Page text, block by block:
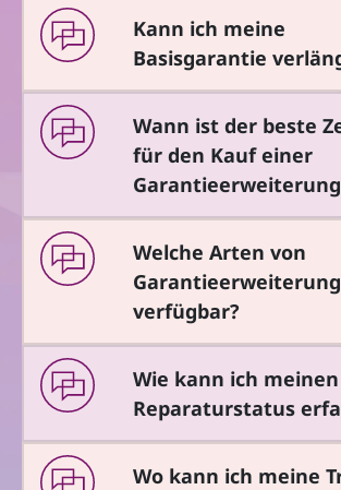
Kann ich meine
Basisgarantie
Wann ist der beste
für den Kauf einer
Welche Arten von
verfügbar?
Wie kann ich meinen
Reparaturstatus
Wo kann ich meine